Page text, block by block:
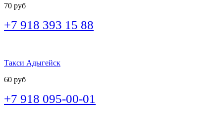
70 руб
+7 918 393 15 88
Такси Адыгейск
60 руб
+7 918 095-00-01